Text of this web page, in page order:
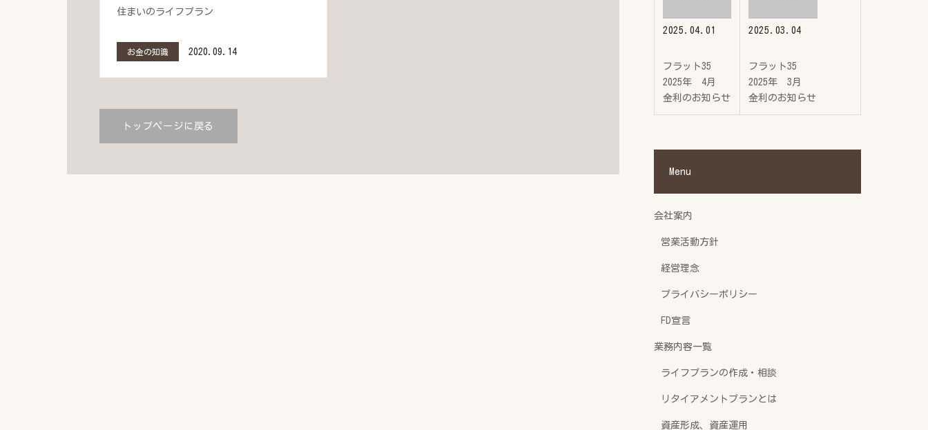
住まいのライフプラン
お金の知識 2020.09.14
トップページに戻る
2025.04.01
フラット35
2025年 4月
金利のお知らせ
2025.03.04
フラット35
2025年 3月
金利のお知らせ
Menu
会社案内
営業活動方針
経営理念
プライバシーポリシー
FD宣言
業務内容一覧
ライフプランの作成・相談
リタイアメントプランとは
資産形成、資産運用